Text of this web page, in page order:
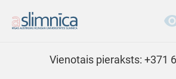
Vienotais pieraksts: +371